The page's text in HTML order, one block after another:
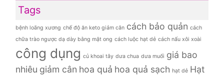
Tags
bệnh loãng xương chế độ ăn keto giảm cân cách bảo quản cách
chữa trào ngược dạ dày bằng mật ong cách luộc hạt dẻ cách nấu xôi xoài
công dụng củ khoai tây dưa chua dưa muối giá bao
nhiêu giảm cân hoa quả hoa quả sạch hạt dẻ Hạt